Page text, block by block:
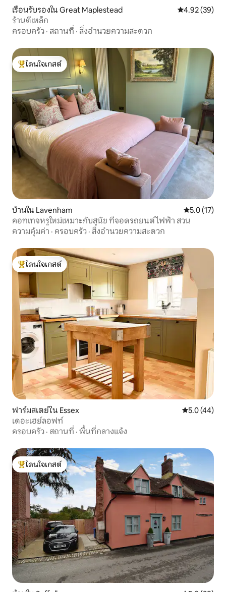
เรือนรับรองใน Great Maplestead คะแนนเฉลี่ย
4.92 (39)
ร้านตีเหล็ก
ครอบครัว · สถานที่ · สิ่งอำนวยความสะดวก
โดนใจเกสต์ที่สุด
โดนใจเกสต์
บ้านใน Lavenham คะแนนเฉลี่ย
5.0 (17)
คอทเทจหรูใหม่เหมาะกับสุนัข ที่จอดรถยนต์ไฟฟ้า สวน
ความคุ้มค่า · ครอบครัว · สิ่งอำนวยความสะดวก
โดนใจเกสต์ที่สุด
โดนใจเกสต์
ฟาร์มสเตย์ใน Essex คะแนนเฉลี่ย
5.0 (44)
เดอะเฮย์ลอฟท์
ครอบครัว · สถานที่ · พื้นที่กลางแจ้ง
โดนใจเกสต์ที่สุด
โดนใจเกสต์